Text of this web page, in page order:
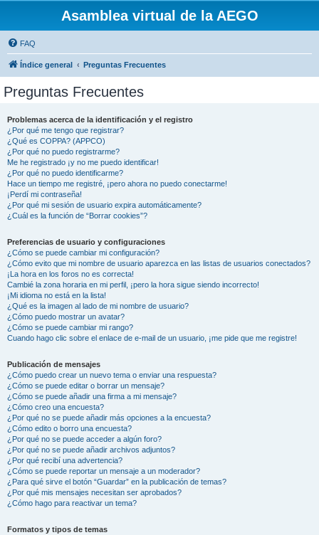
Asamblea virtual de la AEGO
FAQ
Índice general Preguntas Frecuentes
Preguntas Frecuentes
Problemas acerca de la identificación y el registro
¿Por qué me tengo que registrar?
¿Qué es COPPA? (APPCO)
¿Por qué no puedo registrarme?
Me he registrado ¡y no me puedo identificar!
¿Por qué no puedo identificarme?
Hace un tiempo me registré, ¡pero ahora no puedo conectarme!
¡Perdí mi contraseña!
¿Por qué mi sesión de usuario expira automáticamente?
¿Cuál es la función de “Borrar cookies”?
Preferencias de usuario y configuraciones
¿Cómo se puede cambiar mi configuración?
¿Cómo evito que mi nombre de usuario aparezca en las listas de usuarios conectados?
¡La hora en los foros no es correcta!
Cambié la zona horaria en mi perfil, ¡pero la hora sigue siendo incorrecto!
¡Mi idioma no está en la lista!
¿Qué es la imagen al lado de mi nombre de usuario?
¿Cómo puedo mostrar un avatar?
¿Cómo se puede cambiar mi rango?
Cuando hago clic sobre el enlace de e-mail de un usuario, ¡me pide que me registre!
Publicación de mensajes
¿Cómo puedo crear un nuevo tema o enviar una respuesta?
¿Cómo se puede editar o borrar un mensaje?
¿Cómo se puede añadir una firma a mi mensaje?
¿Cómo creo una encuesta?
¿Por qué no se puede añadir más opciones a la encuesta?
¿Cómo edito o borro una encuesta?
¿Por qué no se puede acceder a algún foro?
¿Por qué no se puede añadir archivos adjuntos?
¿Por qué recibí una advertencia?
¿Cómo se puede reportar un mensaje a un moderador?
¿Para qué sirve el botón “Guardar” en la publicación de temas?
¿Por qué mis mensajes necesitan ser aprobados?
¿Cómo hago para reactivar un tema?
Formatos y tipos de temas